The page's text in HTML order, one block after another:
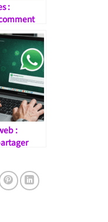
:
pâtisserie
: